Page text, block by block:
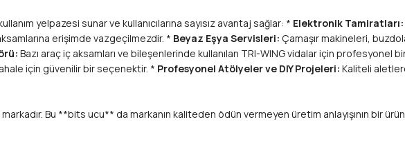
yelpazesi sunar ve kullanıcılarına sayısız avantaj sağlar: * Elektronik Tamiratları:
erişimde vazgeçilmezdir. * Beyaz Eşya Servisleri: Çamaşır makineleri,
Bazı araç iç aksamları ve bileşenlerinde kullanılan TRI-WING vidalar için profesyonel
için güvenilir bir seçenektir. * Profesyonel Atölyeler ve DIY Projeleri: Kaliteli
Bu **bits ucu** da markanın kaliteden ödün vermeyen üretim anlayışının bir